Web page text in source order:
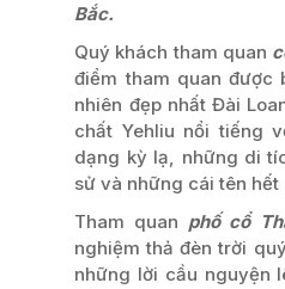
Bắc.
Quý khách tham quan
điểm tham quan được
nhiên đẹp nhất Đài
chất Yehliu nổi tiếng
dạng kỳ lạ, những di
sử và những cái tên
Tham quan phố cổ
nghiệm thả đèn trời
những lời cầu nguyện